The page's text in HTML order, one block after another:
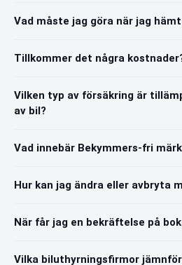
Vad måste jag göra när jag
Tillkommer det några
Vilken typ av försäkring är
av bil?
Vad innebär Bekymmers-fri
Hur kan jag ändra eller avbryta
När får jag en bekräftelse på
Vilka biluthyrningsfirmor